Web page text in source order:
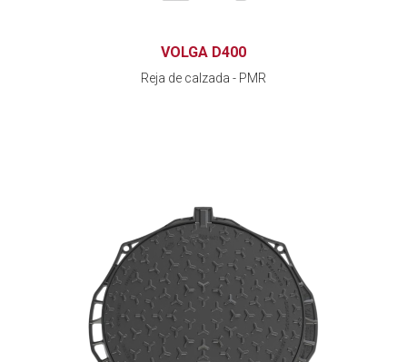
VOLGA D400
Reja de calzada - PMR